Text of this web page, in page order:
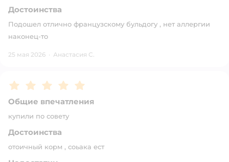
Достоинства
Подошел отлично французскому бульдогу , нет аллергии
наконец-то
25 мая 2026 · Анастасия С.
Рейтинг:5
Общие впечатления
купили по совету
Достоинства
отоичный корм , соьака ест